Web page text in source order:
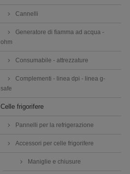
Cannelli
Generatore di fiamma ad acqua -
ohm
Consumabile - attrezzature
Complementi - linea dpi - linea g-
safe
Celle frigorifere
Pannelli per la refrigerazione
Accessori per celle frigorifere
Maniglie e chiusure